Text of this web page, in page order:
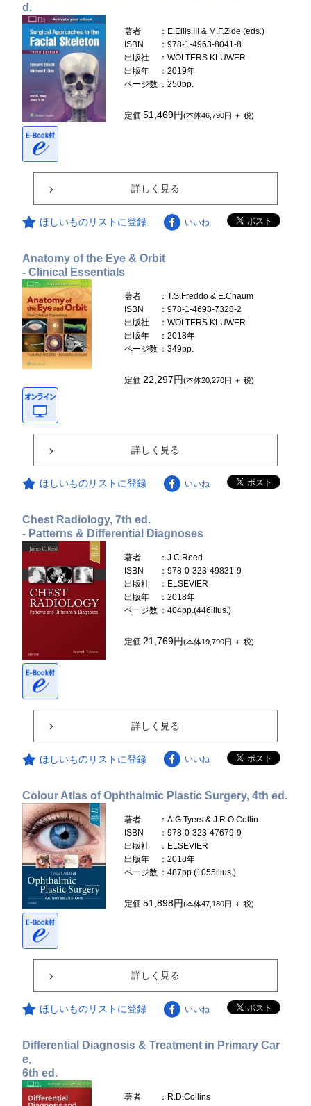
d.
著者
：E.Ellis,III & M.F.Zide (eds.)
ISBN
：978-1-4963-8041-8
出版社
：WOLTERS KLUWER
出版年
：2019年
ページ数 ：250pp.
定価51,469円(本体46,790円 ＋ 税)
詳しく見る
ほしいものリストに登録 いいね
Anatomy of the Eye & Orbit
- Clinical Essentials
著者
：T.S.Freddo & E.Chaum
ISBN
：978-1-4698-7328-2
出版社
：WOLTERS KLUWER
出版年
：2018年
ページ数 ：349pp.
定価22,297円(本体20,270円 ＋ 税)
詳しく見る
ほしいものリストに登録 いいね
Chest Radiology, 7th ed.
- Patterns & Differential Diagnoses
著者
：J.C.Reed
ISBN
：978-0-323-49831-9
出版社
：ELSEVIER
出版年
：2018年
ページ数 ：404pp.(446illus.)
定価21,769円(本体19,790円 ＋ 税)
詳しく見る
ほしいものリストに登録 いいね
Colour Atlas of Ophthalmic Plastic Surgery, 4th ed.
著者
：A.G.Tyers & J.R.O.Collin
ISBN
：978-0-323-47679-9
出版社
：ELSEVIER
出版年
：2018年
ページ数 ：487pp.(1055illus.)
定価51,898円(本体47,180円 ＋ 税)
詳しく見る
ほしいものリストに登録 いいね
Differential Diagnosis & Treatment in Primary Car
e,
6th ed.
著者
：R.D.Collins